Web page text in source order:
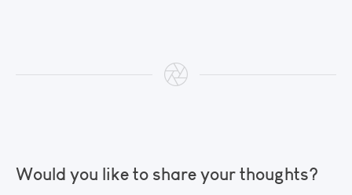
Would you like to share your thoughts?